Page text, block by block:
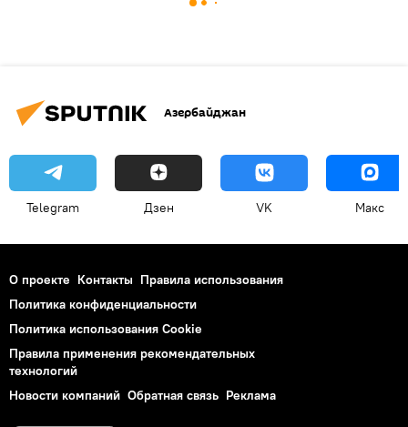
Азербайджан
Telegram Дзен VK Макс
О проекте Контакты Правила использования
Политика конфиденциальности
Политика использования Cookie
Правила применения рекомендательных
технологий
Новости компаний Обратная связь Реклама